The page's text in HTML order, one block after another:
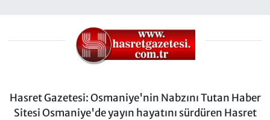
Hasret Gazetesi: Osmaniye'nin Nabzını Tutan Haber
Sitesi Osmaniye'de yayın hayatını sürdüren Hasret